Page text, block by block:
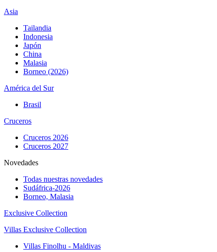
Asia
Tailandia
Indonesia
Japón
China
Malasia
Borneo (2026)
América del Sur
Brasil
Cruceros
Cruceros 2026
Cruceros 2027
Novedades
Todas nuestras novedades
Sudáfrica-2026
Borneo, Malasia
Exclusive Collection
Villas Exclusive Collection
Villas Finolhu - Maldivas